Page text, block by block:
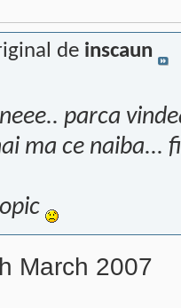
de inscaun
parca
ma ce naiba...
March 2007